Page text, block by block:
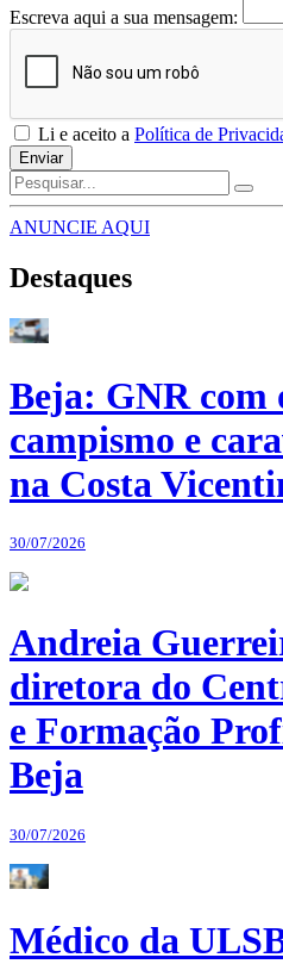
Escreva aqui a sua mensagem:
Li e aceito a Política de
Enviar
ANUNCIE AQUI
Destaques
Beja: GNR com
campismo e
na Costa
30/07/2026
Andreia
diretora do
e Formação
Beja
30/07/2026
Médico da